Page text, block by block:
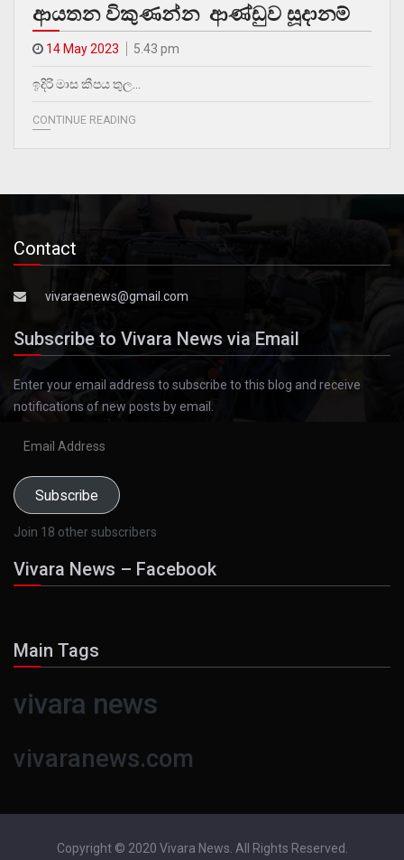
ආයතන විකුණන්න ආණ්ඩුව සූදානම්
14 May 2023 5.43 pm
ඉදිරි මාස කීපය තුල…
CONTINUE READING
Contact
vivaraenews@gmail.com
Subscribe to Vivara News via Email
Enter your email address to subscribe to this blog and receive
notifications of new posts by email.
Subscribe
Join 18 other subscribers
Vivara News – Facebook
Main Tags
vivara news
vivaranews.com
Copyright © 2020 Vivara News. All Rights Reserved.